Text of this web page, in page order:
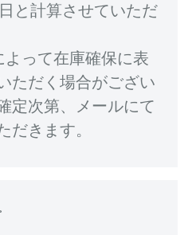
と計算させていただ
って在庫確保に表
ただく場合がござい
定次第、メールにて
だきます。